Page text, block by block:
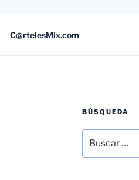
C@rtelesMix.com
BÚSQUEDA
por: